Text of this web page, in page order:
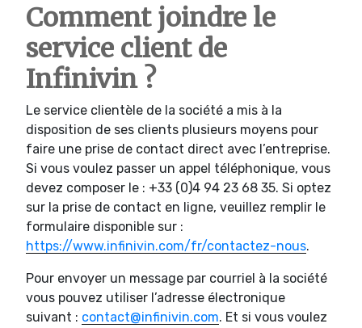
Comment joindre le
service client de
Infinivin ?
Le service clientèle de la société a mis à la
disposition de ses clients plusieurs moyens pour
faire une prise de contact direct avec l’entreprise.
Si vous voulez passer un appel téléphonique, vous
devez composer le : +33 (0)4 94 23 68 35. Si optez
sur la prise de contact en ligne, veuillez remplir le
formulaire disponible sur :
https://www.infinivin.com/fr/contactez-nous.
Pour envoyer un message par courriel à la société
vous pouvez utiliser l’adresse électronique
suivant : contact@infinivin.com. Et si vous voulez